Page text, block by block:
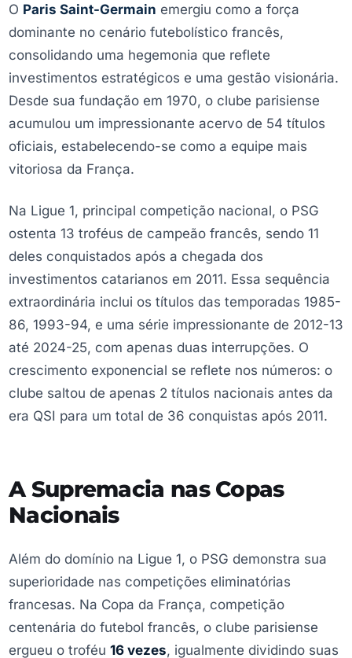
O Paris Saint-Germain emergiu como a força
dominante no cenário futebolístico francês,
consolidando uma hegemonia que reflete
investimentos estratégicos e uma gestão visionária.
Desde sua fundação em 1970, o clube parisiense
acumulou um impressionante acervo de 54 títulos
oficiais, estabelecendo-se como a equipe mais
vitoriosa da França.
Na Ligue 1, principal competição nacional, o PSG
ostenta 13 troféus de campeão francês, sendo 11
deles conquistados após a chegada dos
investimentos catarianos em 2011. Essa sequência
extraordinária inclui os títulos das temporadas 1985-
86, 1993-94, e uma série impressionante de 2012-13
até 2024-25, com apenas duas interrupções. O
crescimento exponencial se reflete nos números: o
clube saltou de apenas 2 títulos nacionais antes da
era QSI para um total de 36 conquistas após 2011.
A Supremacia nas Copas
Nacionais
Além do domínio na Ligue 1, o PSG demonstra sua
superioridade nas competições eliminatórias
francesas. Na Copa da França, competição
centenária do futebol francês, o clube parisiense
ergueu o troféu 16 vezes, igualmente dividindo suas